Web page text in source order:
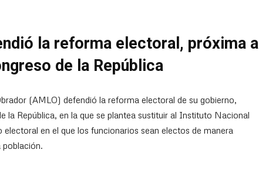
la reforma electoral, próxima a
de la República
(AMLO) defendió la reforma electoral de su gobierno,
la República, en la que se plantea sustituir al Instituto Nacional
en el que los funcionarios sean electos de manera
población.